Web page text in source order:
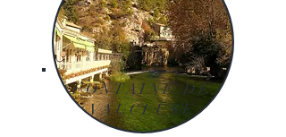
FONTAINE DE
VAUCLUSE